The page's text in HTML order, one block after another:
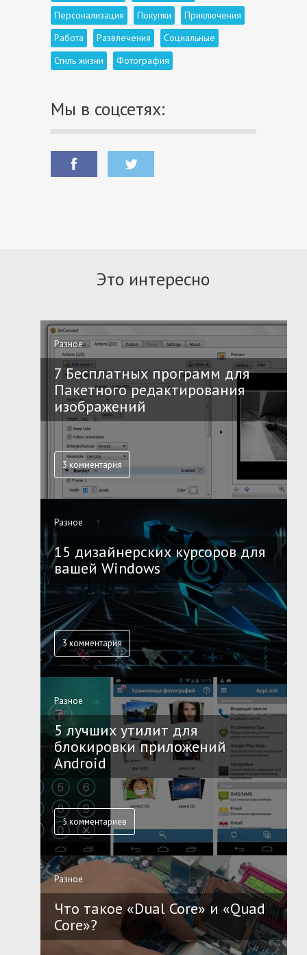
Персонализация
Покупки
Приключения
Работа
Развлечения
Социальные
Стиль жизни
Фотография
Мы в соцсетях:
Это интересно
Разное
7 Бесплатных программ для
Пакетного редактирования
изображений
3 комментария
Разное
15 дизайнерских курсоров для
вашей Windows
3 комментария
Разное
5 лучших утилит для
блокировки приложений
Android
5 комментариев
Разное
Что такое «Dual Core» и «Quad
Core»?